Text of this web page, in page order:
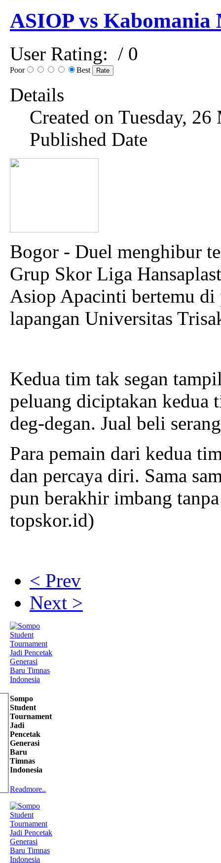
ASIOP vs Kabomania
User Rating: / 0
Poor Best
Details
Created on Tuesday,
Published Date
Bogor - Duel menghibur
Grup Skor Liga
Asiop Apacinti bertemu
lapangan Universitas
Kedua tim tak segan
peluang diciptakan kedua
deg-degan. Jual beli
Para pemain dari kedua
dan percaya diri. Sama
pun berakhir imbang
topskor.id)
< Prev
Next >
Sompo
Student
Tournament
Jadi
Pencetak
Generasi
Baru
Timnas
Indonesia
Readmore..